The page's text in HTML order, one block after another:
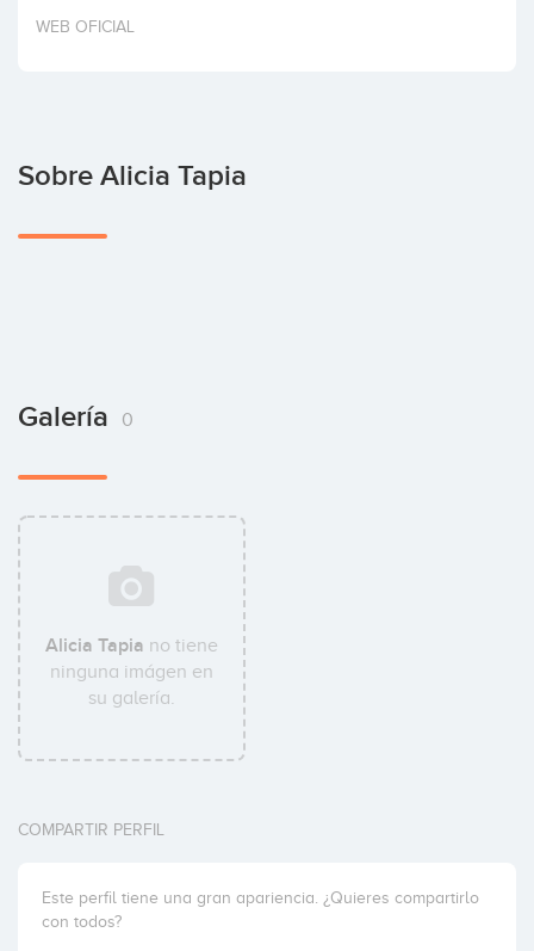
Invertir
WEB OFICIAL
Sobre Alicia Tapia
Galería 0
Alicia Tapia no tiene
ninguna imágen en
su galería.
COMPARTIR PERFIL
Este perfil tiene una gran apariencia. ¿Quieres compartirlo
con todos?